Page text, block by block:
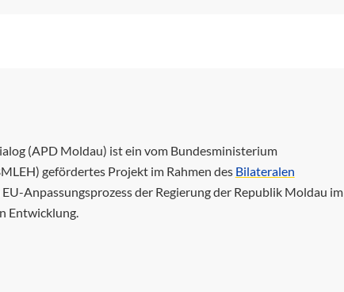
(APD Moldau) ist ein vom Bundesministerium
gefördertes Projekt im Rahmen des Bilateralen
Anpassungsprozess der Regierung der Republik Moldau im
Entwicklung.